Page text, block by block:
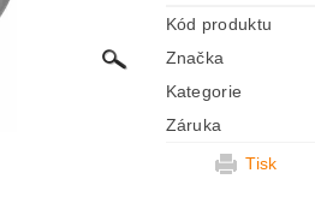
Kód produktu
Značka
Kategorie
Záruka
Tisk